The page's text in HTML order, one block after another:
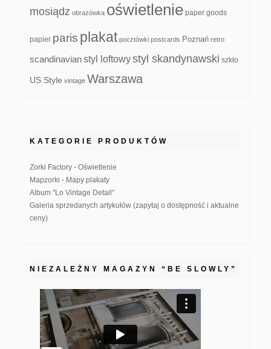
mosiądz obrazówka oświetlenie paper goods
papier paris plakat pocztówki postcards Poznań retro
scandinavianstyl loftowystyl skandynawski szkło
US Style vintage Warszawa
KATEGORIE PRODUKTÓW
Zorki Factory - Oświetlenie
Mapzorki - Mapy plakaty
Album "Lo Vintage Detail"
Galeria sprzedanych artykułów (zapytaj o dostępność i aktualne
ceny)
NIEZALEŻNY MAGAZYN “BE SLOWLY”